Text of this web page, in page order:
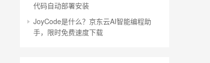
代码自动部署安装
JoyCode是什么？京东云AI智能编程助
手，限时免费速度下载